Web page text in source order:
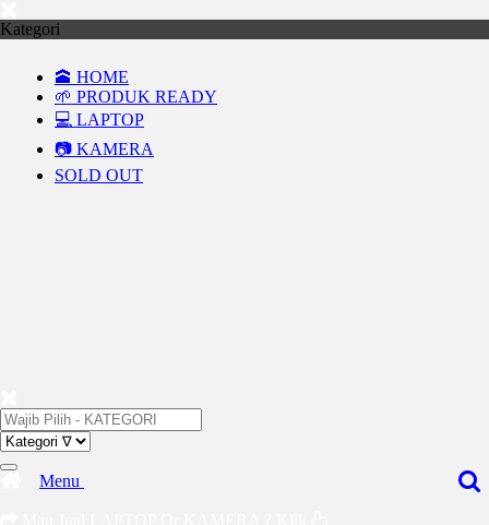
Kategori
🕋 HOME
🌱 PRODUK READY
💻 LAPTOP
📷 KAMERA
SOLD OUT
Menu